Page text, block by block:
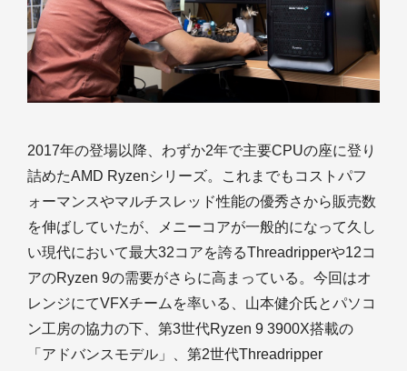
2017年の登場以降、わずか2年で主要CPUの座に登り
詰めたAMD Ryzenシリーズ。これまでもコストパフ
ォーマンスやマルチスレッド性能の優秀さから販売数
を伸ばしていたが、メニーコアが一般的になって久し
い現代において最大32コアを誇るThreadripperや12コ
アのRyzen 9の需要がさらに高まっている。今回はオ
レンジにてVFXチームを率いる、山本健介氏とパソコ
ン工房の協力の下、第3世代Ryzen 9 3900X搭載の
「アドバンスモデル」、第2世代Threadripper